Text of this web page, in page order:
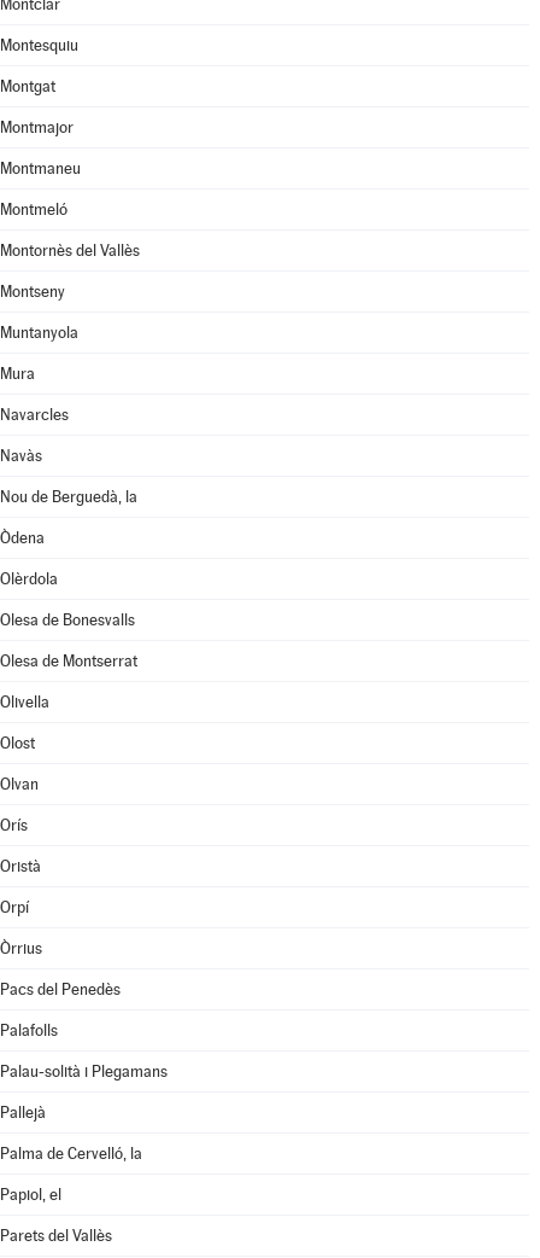
Montclar
Montesquiu
Montgat
Montmajor
Montmaneu
Montmeló
Montornès del Vallès
Montseny
Muntanyola
Mura
Navarcles
Navàs
Nou de Berguedà, la
Òdena
Olèrdola
Olesa de Bonesvalls
Olesa de Montserrat
Olivella
Olost
Olvan
Orís
Oristà
Orpí
Òrrius
Pacs del Penedès
Palafolls
Palau-solità i Plegamans
Pallejà
Palma de Cervelló, la
Papiol, el
Parets del Vallès